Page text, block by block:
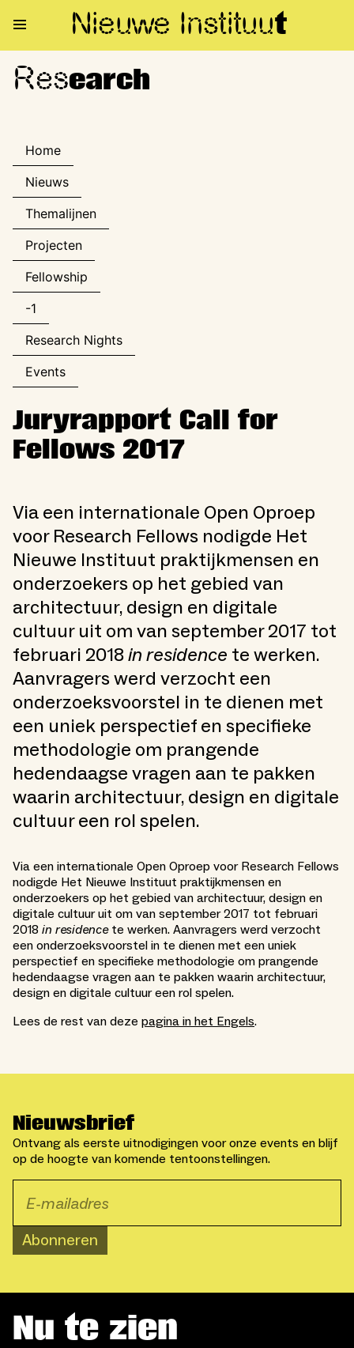
Nieuwe Instituut
Research
Research
Home
Nieuws
Themalijnen
Projecten
Fellowship
-1
Research Nights
Events
Juryrapport Call for
Fellows 2017
Via een internationale Open Oproep
voor Research Fellows nodigde Het
Nieuwe Instituut praktijkmensen en
onderzoekers op het gebied van
architectuur, design en digitale
cultuur uit om van september 2017 tot
februari 2018in residence te werken.
Aanvragers werd verzocht een
onderzoeksvoorstel in te dienen met
een uniek perspectief en specifieke
methodologie om prangende
hedendaagse vragen aan te pakken
waarin architectuur, design en digitale
cultuur een rol spelen.
Via een internationale Open Oproep voor Research Fellows
nodigde Het Nieuwe Instituut praktijkmensen en
onderzoekers op het gebied van architectuur, design en
digitale cultuur uit om van september 2017 tot februari
2018 in residencete werken. Aanvragers werd verzocht
een onderzoeksvoorstel in te dienen met een uniek
perspectief en specifieke methodologie om prangende
hedendaagse vragen aan te pakken waarin architectuur,
design en digitale cultuur een rol spelen.
Lees de rest van deze pagina in het Engels.
Nieuwsbrief
Ontvang als eerste uitnodigingen voor onze events en blijf
op de hoogte van komende tentoonstellingen.
Abonneren
Nu te zien